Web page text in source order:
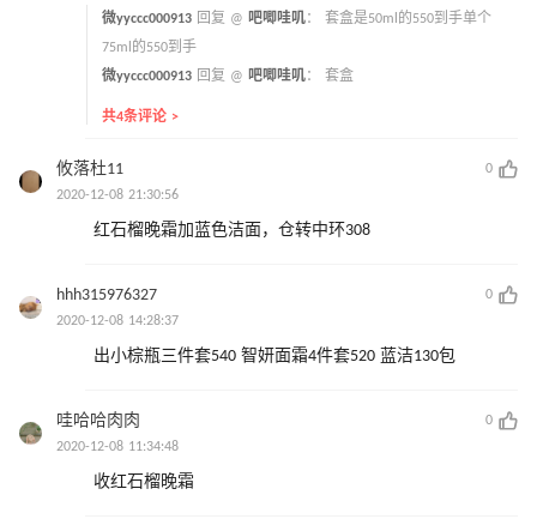
微yyccc000913 回复 @ 吧唧哇叽： 套盒是50ml的550到手单个
75ml的550到手
微yyccc000913 回复 @ 吧唧哇叽： 套盒
共4条评论 >
攸落杜11
0
2020-12-08 21:30:56
红石榴晚霜加蓝色洁面，仓转中环308
hhh315976327
0
2020-12-08 14:28:37
出小棕瓶三件套540 智妍面霜4件套520 蓝洁130包
哇哈哈肉肉
0
2020-12-08 11:34:48
收红石榴晚霜